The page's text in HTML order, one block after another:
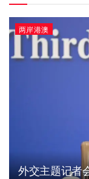
两岸港澳
外交主题记者